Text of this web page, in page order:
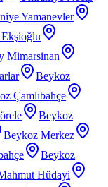
Yamanevler
Mimarsinan
Beykoz
Çamlıbahçe
Beykoz
Beykoz Merkez
Beykoz
Hüdayi